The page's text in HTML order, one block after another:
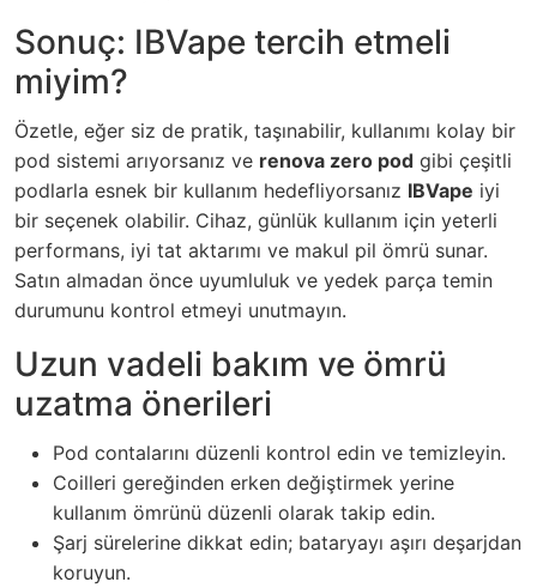
Sonuç: IBVape tercih etmeli
miyim?
Özetle, eğer siz de pratik, taşınabilir, kullanımı kolay bir
pod sistemi arıyorsanız ve renova zero pod gibi çeşitli
podlarla esnek bir kullanım hedefliyorsanız IBVape iyi
bir seçenek olabilir. Cihaz, günlük kullanım için yeterli
performans, iyi tat aktarımı ve makul pil ömrü sunar.
Satın almadan önce uyumluluk ve yedek parça temin
durumunu kontrol etmeyi unutmayın.
Uzun vadeli bakım ve ömrü
uzatma önerileri
Pod contalarını düzenli kontrol edin ve temizleyin.
Coilleri gereğinden erken değiştirmek yerine
kullanım ömrünü düzenli olarak takip edin.
Şarj sürelerine dikkat edin; bataryayı aşırı deşarjdan
koruyun.